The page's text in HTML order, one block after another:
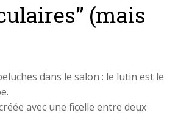
(mais
dans le salon : le lutin est le
avec une ficelle entre deux